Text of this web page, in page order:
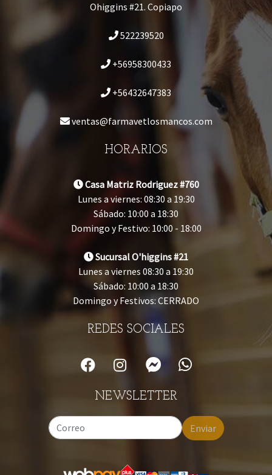
Ohiggins #21. Copiapo
522239520
+56958300433
+56432647383
ventas@farmavetlosmancos.com
HORARIOS
Casa Matriz Rodriguez #760
Lunes a viernes: 08:30 a 19:30
Sábado: 10:00 a 18:30
Domingo y Festivo: 10:00 - 18:00
Sucursal O'higgins #21
Lunes a viernes 08:30 a 19:30
Sábado: 10:00 a 18:30
Domingo y Festivos: CERRADO
REDES SOCIALES
NEWSLETTER
Enviar